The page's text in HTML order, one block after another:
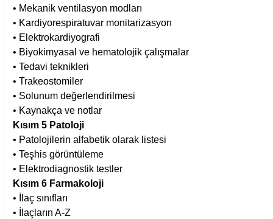
• Mekanik ventilasyon modları
• Kardiyorespiratuvar monitarizasyon
• Elektrokardiyografi
• Biyokimyasal ve hematolojik çalışmalar
• Tedavi teknikleri
• Trakeostomiler
• Solunum değerlendirilmesi
• Kaynakça ve notlar
Kısım 5 Patoloji
• Patolojilerin alfabetik olarak listesi
• Teşhis görüntüleme
• Elektrodiagnostik testler
Kısım 6 Farmakoloji
• İlaç sınıfları
• İlaçların A-Z